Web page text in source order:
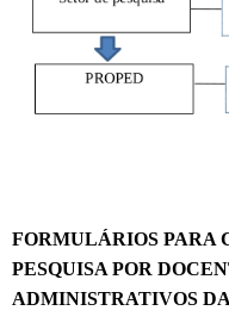
FORMULÁRIOS PARA
PESQUISA POR
ADMINISTRATIVOS